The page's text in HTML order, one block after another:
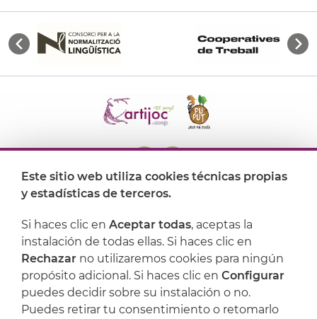
Dónde encontrarnos
Artijoc
Soporte
Este sitio web utiliza cookies técnicas propias
y estadísticas de terceros.
Si haces clic en Aceptar todas, aceptas la
instalación de todas ellas. Si haces clic en
Rechazar no utilizaremos cookies para ningún
propósito adicional. Si haces clic en Configurar
puedes decidir sobre su instalación o no.
Puedes retirar tu consentimiento o retomarlo